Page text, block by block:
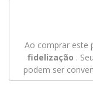
Ao comprar este
fidelização .
podem ser